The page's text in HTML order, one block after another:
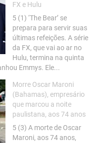
FX e Hulu
5 (1) ‘The Bear’ se
prepara para servir suas
últimas refeições. A série
da FX, que vai ao ar no
Hulu, termina na quinta
Emmys. Ele...
Morre Oscar Maroni
(Bahamas), empresário
que marcou a noite
paulistana, aos 74 anos
5 (3) A morte de Oscar
Maroni, aos 74 anos,